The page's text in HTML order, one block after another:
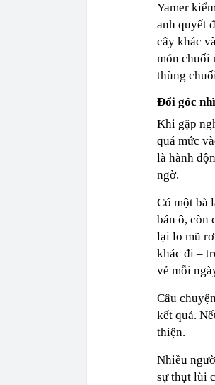
Yamer
anh quyết
cây khác
món chuối
thùng
Đổi góc
Khi gặp
quá mức
là hành
ngờ.
Có một bà
bán ô, còn
lại lo mũ
khác đi –
vẻ mỗi
Câu
kết quả.
thiện.
Nhiều
sự thụt lùi